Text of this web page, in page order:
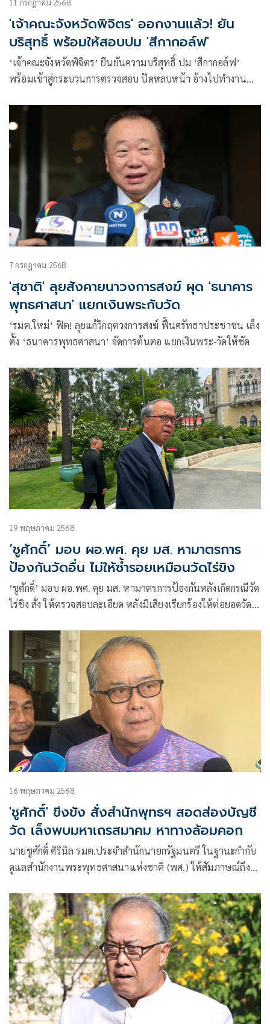
'เจ้าคณะจังหวัดพิจิตร' ออกงานแล้ว! ยัน
บริสุทธิ์ พร้อมให้สอบปม 'สีกากอล์ฟ'
‘เจ้าคณะจังหวัดพิจิตร’ ยืนยันความบริสุทธิ์ ปม ‘สีกากอล์ฟ’
พร้อมเข้าสู่กระบวนการตรวจสอบ ปัดหลบหน้า อ้างไปทำงาน
7 กรกฎาคม 2568
'สุชาติ' ลุยสังคายนาวงการสงฆ์ ผุด 'ธนาคาร
พุทธศาสนา' แยกเงินพระกับวัด
‘รมต.ใหม่’ ฟิต! ลุยแก้วิกฤตวงการสงฆ์ ฟื้นศรัทธาประชาชน เล็ง
ตั้ง ‘ธนาคารพุทธศาสนา’ จัดการต้นตอ แยกเงินพระ-วัดให้ชัด
19 พฤษภาคม 2568
‘ชูศักดิ์’ มอบ ผอ.พศ. คุย มส. หามาตรการ
ป้องกันวัดอื่น ไม่ให้ซ้ำรอยเหมือนวัดไร่ขิง
‘ชูศักดิ์’ มอบ ผอ.พศ. คุย มส. หามาตรการป้องกันหลังเกิดกรณีวัด
ไร่ขิง สั่ง ให้ตรวจสอบละเอียด หลังมีเสียงเรียกร้องให้ต่อยอดวัด
16 พฤษภาคม 2568
'ชูศักดิ์' ขึงขัง สั่งสำนักพุทธฯ สอดส่องบัญชี
วัด เล็งพบมหาเถรสมาคม หาทางล้อมคอก
นายชูศักดิ์ ศิรินิล รมต.ประจำสำนักนายกรัฐมนตรี ในฐานะกำกับ
ดูแลสำนักงานพระพุทธศาสนาแห่งชาติ (พศ.) ให้สัมภาษณ์ถึง
วัดไร่ขิง จ.นครปฐม และอดีตเจ้าคณะภาค 14